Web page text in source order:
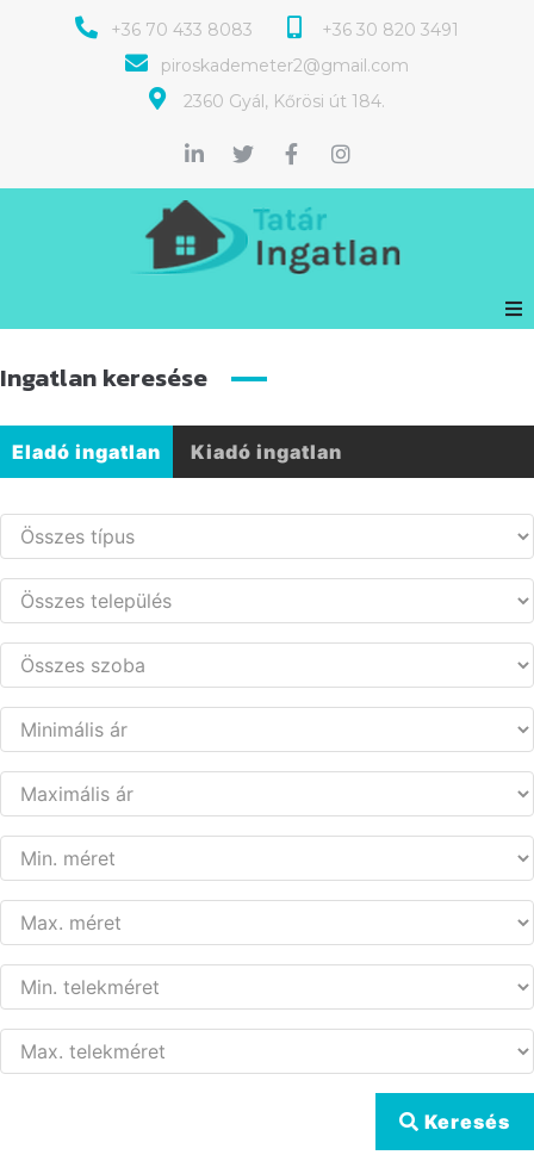
+36 70 433 8083
+36 30 820 3491
piroskademeter2@gmail.com
2360 Gyál, Kőrösi út 184.
Ingatlan keresése
Eladó ingatlan Kiadó ingatlan
Keresés